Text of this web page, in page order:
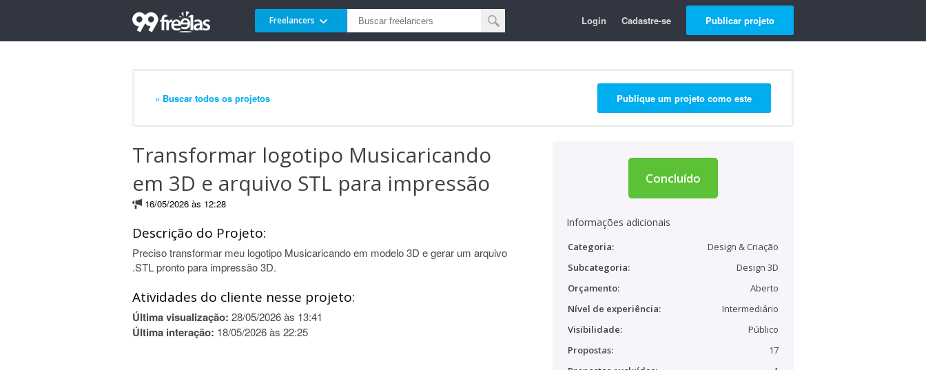
Freelancers Login Cadastre-se Publicar projeto
« Buscar todos os projetos Publique um projeto como este
Transformar logotipo Musicaricando
em 3D e arquivo STL para impressão
16/05/2026 às 12:28
Descrição do Projeto:
Preciso transformar meu logotipo Musicaricando em modelo 3D e gerar um arquivo
.STL pronto para impressão 3D.
Atividades do cliente nesse projeto:
Última visualização: 28/05/2026 às 13:41
Última interação: 18/05/2026 às 22:25
Concluído
Informações adicionais
Categoria:
Design & Criação
Subcategoria:
Design 3D
Orçamento:
Aberto
Nível de experiência:
Intermediário
Visibilidade:
Público
Propostas:
17